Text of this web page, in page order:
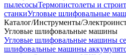
пылесосыТермопистолеты и
станкиУгловые шлифовальные
Каталог/Инструменты/
Угловые шлифовальные машины
Угловые шлифовальные машины
шлифовальные машины